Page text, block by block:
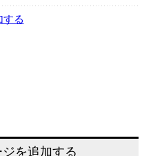
する
を追加する